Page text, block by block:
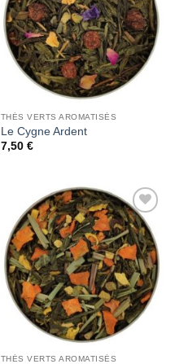
THÉS VERTS AROMATISÉS
Le Cygne Ardent
7,50 €
Add to
Wishlist
THÉS VERTS AROMATISÉS